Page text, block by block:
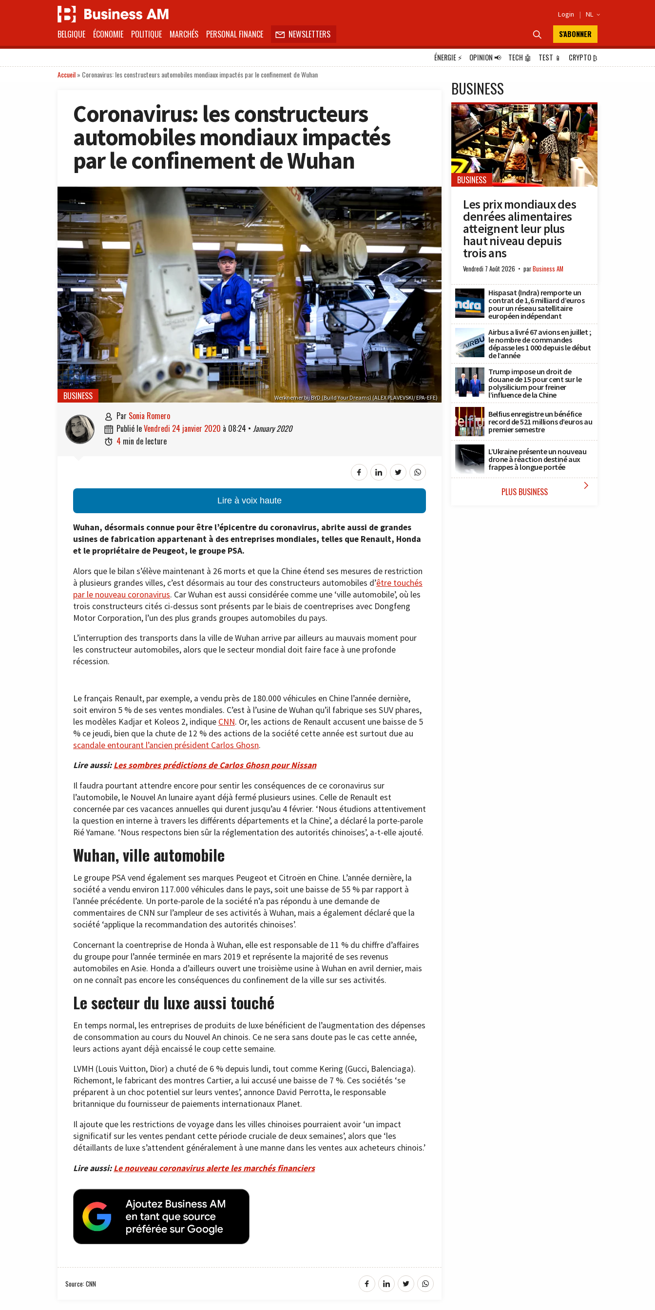
Login | NL 
BELGIQUE ÉCONOMIE POLITIQUE MARCHÉS PERSONAL FINANCE  NEWSLETTERS  S'ABONNER
ÉNERGIE⚡ OPINION📢 TECH 🤖 TEST 📱 CRYPTO₿
Accueil» Coronavirus: les constructeurs automobiles mondiaux impactés par le confinement de Wuhan
Coronavirus: les constructeurs
automobiles mondiaux impactés
par le confinement de Wuhan
Werknemer bij BYD (Build Your Dreams) (ALEX PLAVEVSKI/ EPA-EFE)
BUSINESS
 par Sonia Romero
 publié le vendredi 24 janvier 2020 à 08:24 • January 2020
 4 min de lecture
Lire à voix haute
Wuhan, désormais connue pour être l’épicentre du coronavirus, abrite aussi de grandes
usines de fabrication appartenant à des entreprises mondiales, telles que Renault, Honda
et le propriétaire de Peugeot, le groupe PSA.
Alors que le bilan s’élève maintenant à 26 morts et que la Chine étend ses mesures de restriction
à plusieurs grandes villes, c’est désormais au tour des constructeurs automobiles d’être touchés
par le nouveau coronavirus. Car Wuhan est aussi considérée comme une ‘ville automobile’, où les
trois constructeurs cités ci-dessus sont présents par le biais de coentreprises avec Dongfeng
Motor Corporation, l’un des plus grands groupes automobiles du pays.
L’interruption des transports dans la ville de Wuhan arrive par ailleurs au mauvais moment pour
les constructeur automobiles, alors que le secteur mondial doit faire face à une profonde
récession.
Le français Renault, par exemple, a vendu près de 180.000 véhicules en Chine l’année dernière,
soit environ 5 % de ses ventes mondiales. C’est à l’usine de Wuhan qu’il fabrique ses SUV phares,
les modèles Kadjar et Koleos 2, indique CNN. Or, les actions de Renault accusent une baisse de 5
% ce jeudi, bien que la chute de 12 % des actions de la société cette année est surtout due au
scandale entourant l’ancien président Carlos Ghosn.
Lire aussi:Les sombres prédictions de Carlos Ghosn pour Nissan
Il faudra pourtant attendre encore pour sentir les conséquences de ce coronavirus sur
l’automobile, le Nouvel An lunaire ayant déjà fermé plusieurs usines. Celle de Renault est
concernée par ces vacances annuelles qui durent jusqu’au 4 février. ‘Nous étudions attentivement
la question en interne à travers les différents départements et la Chine’, a déclaré la porte-parole
Rié Yamane. ‘Nous respectons bien sûr la réglementation des autorités chinoises’, a-t-elle ajouté.
Wuhan, ville automobile
Le groupe PSA vend également ses marques Peugeot et Citroën en Chine. L’année dernière, la
société a vendu environ 117.000 véhicules dans le pays, soit une baisse de 55 % par rapport à
l’année précédente. Un porte-parole de la société n’a pas répondu à une demande de
commentaires de CNN sur l’ampleur de ses activités à Wuhan, mais a également déclaré que la
société ‘applique la recommandation des autorités chinoises’.
Concernant la coentreprise de Honda à Wuhan, elle est responsable de 11 % du chiffre d’affaires
du groupe pour l’année terminée en mars 2019 et représente la majorité de ses revenus
automobiles en Asie. Honda a d’ailleurs ouvert une troisième usine à Wuhan en avril dernier, mais
on ne connaît pas encore les conséquences du confinement de la ville sur ses activités.
Le secteur du luxe aussi touché
En temps normal, les entreprises de produits de luxe bénéficient de l’augmentation des dépenses
de consommation au cours du Nouvel An chinois. Ce ne sera sans doute pas le cas cette année,
leurs actions ayant déjà encaissé le coup cette semaine.
LVMH (Louis Vuitton, Dior) a chuté de 6 % depuis lundi, tout comme Kering (Gucci, Balenciaga).
Richemont, le fabricant des montres Cartier, a lui accusé une baisse de 7 %. Ces sociétés ‘se
préparent à un choc potentiel sur leurs ventes’, annonce David Perrotta, le responsable
britannique du fournisseur de paiements internationaux Planet.
Il ajoute que les restrictions de voyage dans les villes chinoises pourraient avoir ‘un impact
significatif sur les ventes pendant cette période cruciale de deux semaines’, alors que ‘les
détaillants de luxe s’attendent généralement à une manne dans les ventes aux acheteurs chinois.’
Lire aussi:Le nouveau coronavirus alerte les marchés financiers
Source: CNN
BUSINESS
BUSINESS
Les prix mondiaux des
denrées alimentaires
atteignent leur plus
haut niveau depuis
trois ans
Vendredi 7 Août 2026 parBusiness AM
Hispasat (Indra) remporte un
contrat de 1,6 milliard d’euros
pour un réseau satellitaire
européen indépendant
Airbus a livré 67 avions en juillet ;
le nombre de commandes
dépasse les 1 000 depuis le début
de l’année
Trump impose un droit de
douane de 15 pour cent sur le
polysilicium pour freiner
l’influence de la Chine
Belfius enregistre un bénéfice
record de 521 millions d’euros au
premier semestre
L’Ukraine présente un nouveau
drone à réaction destiné aux
frappes à longue portée
PLUS BUSINESS 